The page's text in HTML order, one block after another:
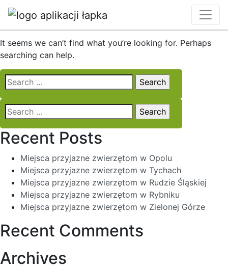
Nothing Found
It seems we can’t find what you’re looking for. Perhaps
searching can help.
Search
for:
Search
for:
Recent Posts
Miejsca przyjazne zwierzętom w Opolu
Miejsca przyjazne zwierzętom w Tychach
Miejsca przyjazne zwierzętom w Rudzie Śląskiej
Miejsca przyjazne zwierzętom w Rybniku
Miejsca przyjazne zwierzętom w Zielonej Górze
Recent Comments
Archives